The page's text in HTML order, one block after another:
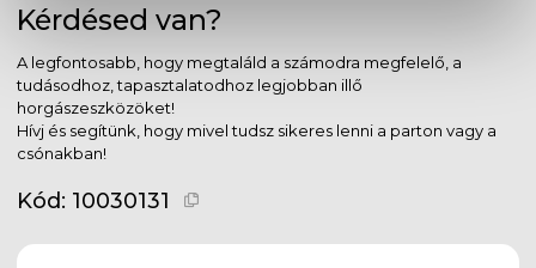
Kérdésed van?
A legfontosabb, hogy megtaláld a számodra megfelelő, a
tudásodhoz, tapasztalatodhoz legjobban illő
horgászeszközöket!
Hívj és segítünk, hogy mivel tudsz sikeres lenni a parton vagy a
csónakban!
Kód: 10030131